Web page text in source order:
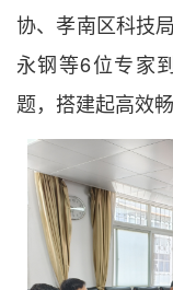
协、孝南区科技
永钢等6位专家
题，搭建起高效